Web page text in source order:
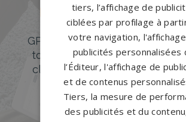
Des pierres tombales
originales
GPG Granit offre un large
tombales en granit de styles
classiques ou originales à
DÉCOUVREZ NOTRE
Accompagnement sur-
tiers, l’affichage de
ciblées par profilage à
votre navigation,
publicités personnalisées
l’Éditeur, l'affichage de
et de contenus
Tiers, la mesure de
des publicités et du